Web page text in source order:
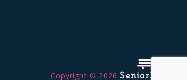
Copyright © 2026